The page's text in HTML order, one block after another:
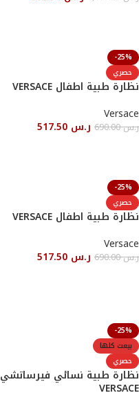
-25%
حصري
نظارة طبية اطفال VERSACE
Versace
ر.س690.00 ر.س
-25%
حصري
نظارة طبية اطفال VERSACE
Versace
ر.س690.00 ر.س
-25%
بيعت كلها
حصري
نظارة طبية نسائي فيرساتشي
VERSACE